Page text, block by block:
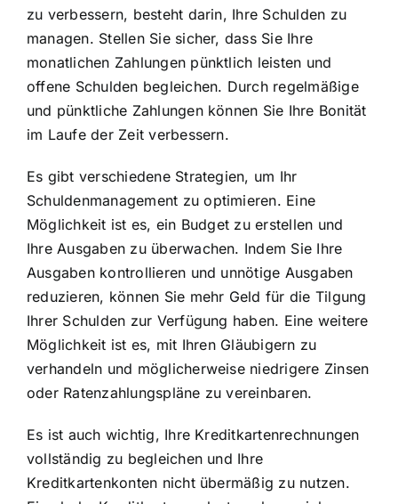
zu verbessern, besteht darin, Ihre Schulden zu
managen. Stellen Sie sicher, dass Sie Ihre
monatlichen Zahlungen pünktlich leisten und
offene Schulden begleichen. Durch regelmäßige
und pünktliche Zahlungen können Sie Ihre Bonität
im Laufe der Zeit verbessern.
Es gibt verschiedene Strategien, um Ihr
Schuldenmanagement zu optimieren. Eine
Möglichkeit ist es, ein Budget zu erstellen und
Ihre Ausgaben zu überwachen. Indem Sie Ihre
Ausgaben kontrollieren und unnötige Ausgaben
reduzieren, können Sie mehr Geld für die Tilgung
Ihrer Schulden zur Verfügung haben. Eine weitere
Möglichkeit ist es, mit Ihren Gläubigern zu
verhandeln und möglicherweise niedrigere Zinsen
oder Ratenzahlungspläne zu vereinbaren.
Es ist auch wichtig, Ihre Kreditkartenrechnungen
vollständig zu begleichen und Ihre
Kreditkartenkonten nicht übermäßig zu nutzen.